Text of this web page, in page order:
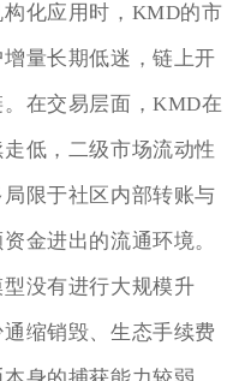
化应用时，KMD的市
量长期低迷，链上开
在交易层面，KMD在
低，二级市场流动性
限于社区内部转账与
金进出的流通环境。
没有进行大规模升
缩销毁、生态手续费